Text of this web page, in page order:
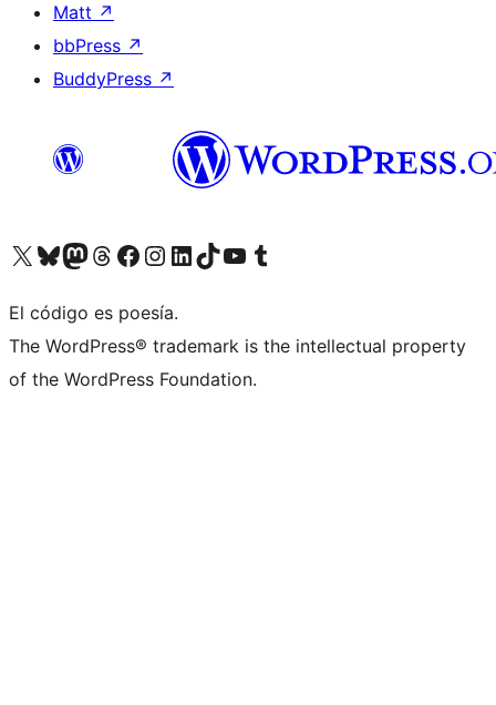
Matt ↗
bbPress ↗
BuddyPress ↗
Visita nuestra cuenta de X (anteriormente Twitter)
Visita nuestra cuenta de Bluesky
Visita nuestra cuenta de Mastodon
Visita nuestra cuenta de Threads
Visita nuestra página de Facebook
Visita nuestra cuenta de Instagram
Visita nuestra cuenta de LinkedIn
Visita nuestra cuenta de TikTok
Visita nuestro canal de YouTube
Visita nuestra cuenta de Tumblr
El código es poesía.
The WordPress® trademark is the intellectual property
of the WordPress Foundation.